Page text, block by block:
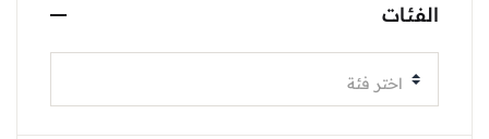
الفئات
اختر فئة